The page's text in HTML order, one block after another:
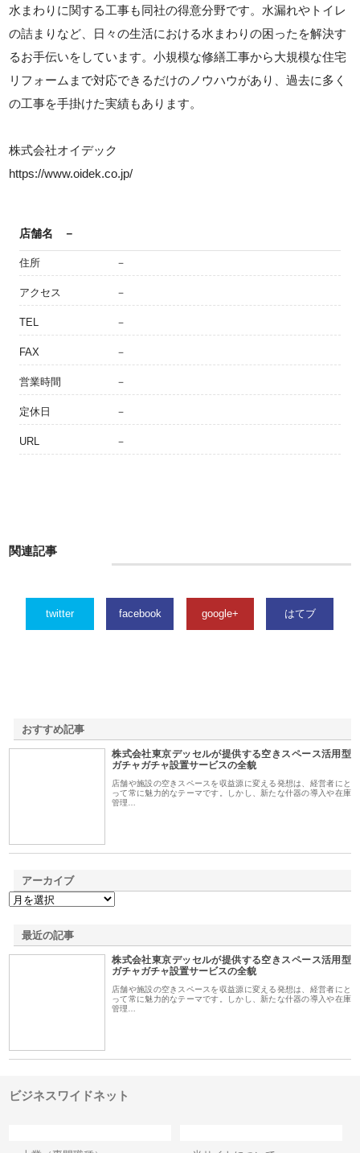
水まわりに関する工事も同社の得意分野です。水漏れやトイレ
の詰まりなど、日々の生活における水まわりの困ったを解決す
るお手伝いをしています。小規模な修繕工事から大規模な住宅
リフォームまで対応できるだけのノウハウがあり、過去に多く
の工事を手掛けた実績もあります。
株式会社オイデック
https://www.oidek.co.jp/
店舗名 －
住所 －
アクセス －
TEL －
FAX －
営業時間 －
定休日 －
URL －
関連記事
twitter facebook google+ はてブ
おすすめ記事
株式会社東京デッセルが提供する空きスペース活用型
ガチャガチャ設置サービスの全貌
店舗や施設の空きスペースを収益源に変える発想は、経営者にと
って常に魅力的なテーマです。しかし、新たな什器の導入や在庫
管理…
アーカイブ
最近の記事
株式会社東京デッセルが提供する空きスペース活用型
ガチャガチャ設置サービスの全貌
店舗や施設の空きスペースを収益源に変える発想は、経営者にと
って常に魅力的なテーマです。しかし、新たな什器の導入や在庫
管理…
ビジネスワイドネット